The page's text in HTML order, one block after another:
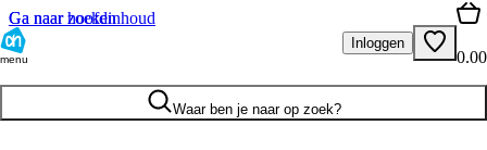
Ga naar hoofdinhoud
Ga naar zoeken
menu
Inloggen
0.00
Waar ben je naar op zoek?